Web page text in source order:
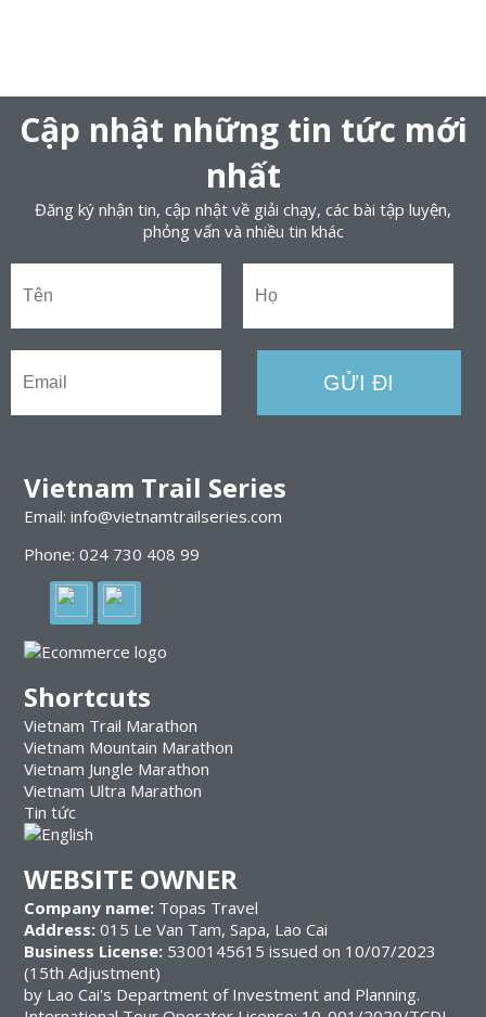
Cập nhật những tin tức mới
nhất
Đăng ký nhận tin, cập nhật về giải chạy, các bài tập luyện,
phỏng vấn và nhiều tin khác
Vietnam Trail Series
Email: info@vietnamtrailseries.com
Phone: 024 730 408 99
Shortcuts
Vietnam Trail Marathon
Vietnam Mountain Marathon
Vietnam Jungle Marathon
Vietnam Ultra Marathon
Tin tức
WEBSITE OWNER
Company name:Topas Travel
Address:015 Le Van Tam, Sapa, Lao Cai
Business License: 5300145615 issued on 10/07/2023
(15th Adjustment)
by Lao Cai's Department of Investment and Planning.